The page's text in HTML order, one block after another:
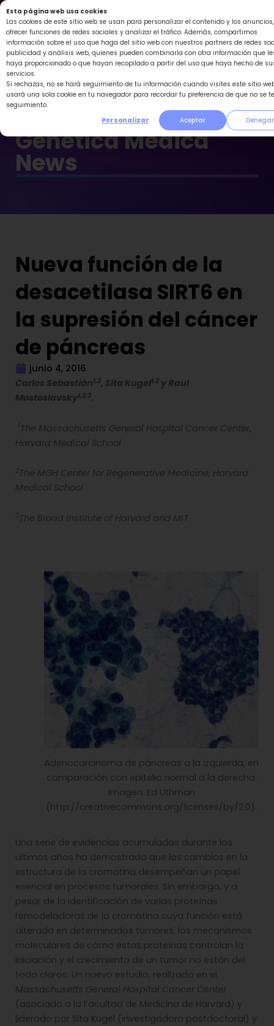
Esta página web usa cookies
Las cookies de este sitio web se usan para personalizar el contenido y los anuncios,
ofrecer funciones de redes sociales y analizar el tráfico. Además, compartimos
información sobre el uso que haga del sitio web con nuestros partners de redes
publicidad y análisis web, quienes pueden combinarla con otra información que
haya proporcionado o que hayan recopilado a partir del uso que haya hecho de
servicios.
Si rechazas, no se hará seguimiento de tu información cuando visites este sitio
usará una sola cookie en tu navegador para recordar tu preferencia de que no se
seguimiento.
Personalizar
Aceptar Denegar
Ir
al
contenido
Genética Médica
News
Nueva función de la
desacetilasa SIRT6 en
la supresión del cáncer
de páncreas
junio 4, 2016
Carlos Sebastián1,2, Sita Kugel1,2 y Raul
Mostoslavsky1,2,3.
1 The Massachusetts General Hospital Cancer Center,
Harvard Medical School
2The MGH Center for Regenerative Medicine, Harvard
Medical School
3The Broad Institute of Harvard and MIT
Adenocarcinoma de páncreas a la izquierda, en
comparación con epitelio normal a la derecha.
Imagen: Ed Uthman
(http://creativecommons.org/licenses/by/2.0).
Una serie de evidencias acumuladas durante los
últimos años ha demostrado que los cambios en la
estructura de la cromatina desempeñan un papel
esencial en procesos tumorales. Sin embargo, y a
pesar de la identificación de varias proteínas
remodeladoras de la cromatina cuya función está
alterada en determinados tumores, los mecanismos
moleculares de cómo estas proteínas controlan la
iniciación y el crecimiento de un tumor no están del
todo claros. Un nuevo estudio, realizado en el
Massachusetts General Hospital Cancer Center
(asociado a la Facultad de Medicina de Harvard) y
liderado por Sita Kugel (investigadora postdoctoral) y